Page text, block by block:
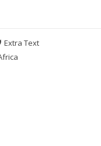
Extra Text